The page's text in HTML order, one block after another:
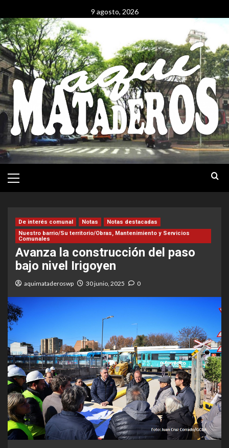
al
contenido
9 agosto, 2026
Principal
De interés comunal Notas
Notas destacadas
Nuestro barrio/Su territorio/Obras, Mantenimiento y Servicios
Comunales
Avanza la construcción del paso
bajo nivel Irigoyen
aquimataderoswp 30 junio, 2025 0